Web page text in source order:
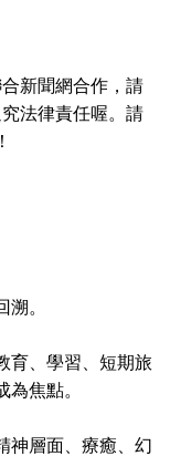
新聞網合作，請
法律責任喔。請
。
育、學習、短期旅
為焦點。
神層面、療癒、幻